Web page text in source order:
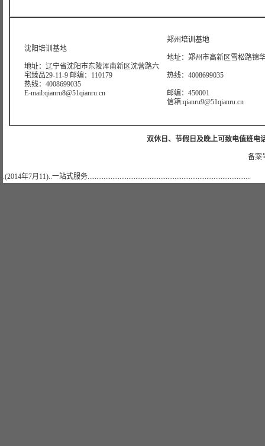
沈阳培训基地
地址：辽宁省沈阳市东陵浑南新区沈营路六
宅臻品29-11-9 邮编：110179
热线：4008699035
E-mail:qianru8@51qianru.cn
郑州培训基地
地址：郑州市高新区雪松路锦
热线：4008699035
邮编：450001
信箱:qianru9@51qianru.cn
双休日、节假日及晚上可致电值班电
备案
.(2014年7月11)..一站式服务............................................................................................